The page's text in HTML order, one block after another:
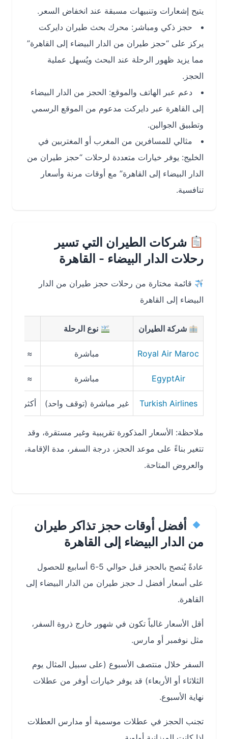
يتيح إشعارات وتنبيهات مسبقة عند انخفاض السعر.
حجز ذكي ومباشر: محرك بحث طيران دايركت
يركز على “حجز طيران من الدار البيضاء إلى القاهرة”
مما يزيد ظهور الرحلة عند البحث ويُسهل عملية
الحجز.
دعم عبر الهاتف والموقع: الحجز من الدار البيضاء
إلى القاهرة عبر دايركت مدعوم من الموقع الرسمي
وتطبيق الجوالين.
مثالي للمسافرين من المغرب أو المغتربين في
الخليج: يوفر خيارات متعددة لرحلات “حجز طيران من
الدار البيضاء إلى القاهرة” مع أوقات مرنة وأسعار
تنافسية.
شركات الطيران التي تسير
رحلات الدار البيضاء - القاهرة
قائمة مختارة من رحلات حجز طيران من الدار
البيضاء إلى القاهرة
شركة الطيران نوع الرحلة
Royal Air Maroc مباشرة
EgyptAir مباشرة
Turkish Airlines غير مباشرة (توقف واحد) أكثر من 8 ساعات تقريباً
ملاحظة: الأسعار المذكورة تقريبية وغير مستقرة، وقد
تتغير بناءً على موعد الحجز، درجة السفر، مدة الإقامة،
والعروض المتاحة.
أفضل أوقات حجز تذاكر طيران
من الدار البيضاء إلى القاهرة
عادةً يُنصح بالحجز قبل حوالي 5-6 أسابيع للحصول
على أسعار أفضل لـ حجز طيران من الدار البيضاء إلى
القاهرة.
أقل الأسعار غالباً تكون في شهور خارج ذروة السفر،
مثل نوفمبر أو مارس.
السفر خلال منتصف الأسبوع (على سبيل المثال يوم
الثلاثاء أو الأربعاء) قد يوفر خيارات أوفر من عطلات
نهاية الأسبوع.
تجنب الحجز في عطلات موسمية أو مدارس العطلات